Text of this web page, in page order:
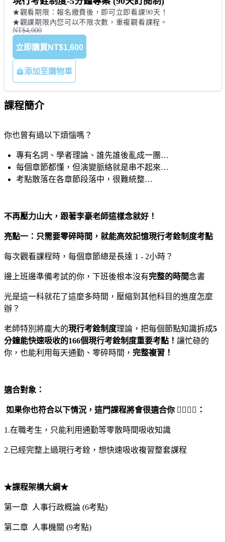
★觀看期限：報名繳費後，即可立即看課90天！
NT$4,000
立即購買 NT$1,600
添加至購物車
課程簡介
你也曾有過以下煩惱嗎？
專有名詞、學者理論、誰先誰後亂成一團…
每個章節都懂，但演變脈絡就是串不起來…
考點散落在各章節段落中，很難統整…
不再壓力山大，跟著李豪老師這樣念就好！
亮點一：只需要零碎時間，就能高效記憶現行考銓制度考點
每次觀看課程時，每個章節總是長達 1 - 2小時？
邊上班邊準備考試的你，下班後根本沒有完整的時間念書
光是這一科就花了這麼多時間，壓縮到其他科目的進度怎麼
辦？
老師特別將龐大的現行考銓制度理論，把每個節點知識拆成5
分鐘能快速吸收的166個現行考銓制度重要考點！ 讓忙碌的
你，也能利用每天通勤、零碎時間， 完整複習！
適合對象：
如果你也符合以下情況，這門課程將會很適合你 🙋‍♀️🙋‍♂️：
1.在職考生，只能利用通勤等零散時間吸收知識
2.已經完整上過現行考銓，想快速吸收複習整套課程
★課程架構大綱★
第一章 人事行政概論 (6考點)
第二章 人事機關 (9考點)